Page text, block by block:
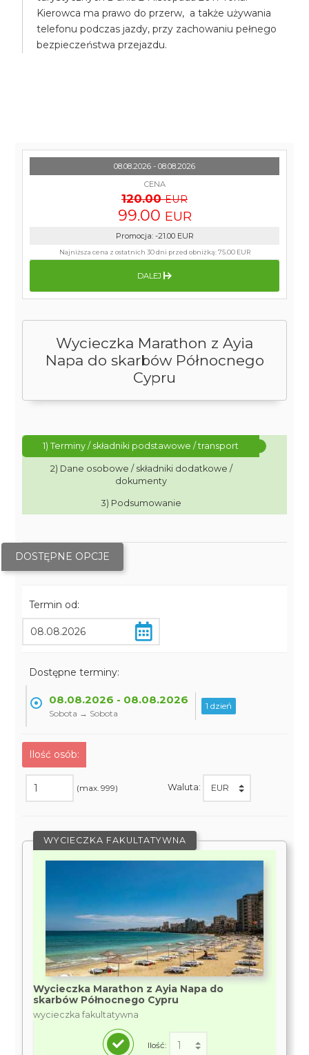
Kierowca ma prawo do przerw, a także używania
telefonu podczas jazdy, przy zachowaniu pełnego
bezpieczeństwa przejazdu.
Wycieczka Marathon z Ayia
Napa do skarbów Północnego
Cypru
1) Terminy / składniki podstawowe / transport
2) Dane osobowe / składniki dodatkowe /
dokumenty
3) Podsumowanie
DOSTĘPNE OPCJE
Termin od:
Dostępne terminy:
08.08.2026 - 08.08.2026
Sobota → Sobota
1 dzień
Ilość osób:
(max. 999) Waluta:
WYCIECZKA FAKULTATYWNA
Wycieczka Marathon z Ayia Napa do
skarbów Północnego Cypru
wycieczka fakultatywna
Ilość:
08.08.2026 - 08.08.2026
CENA
120.00 EUR
99.00 EUR
Promocja: -21.00 EUR
Najniższa cena z ostatnich 30 dni przed obniżką:75.00 EUR
DALEJ